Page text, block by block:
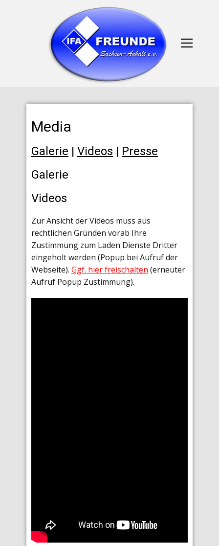
Media
Galerie | Videos | Presse
Galerie
Videos
Zur Ansicht der Videos muss aus
rechtlichen Gründen vorab Ihre
Zustimmung zum Laden Dienste Dritter
eingeholt werden (Popup bei Aufruf der
Webseite). Ggf. hier freischalten (erneuter
Aufruf Popup Zustimmung).